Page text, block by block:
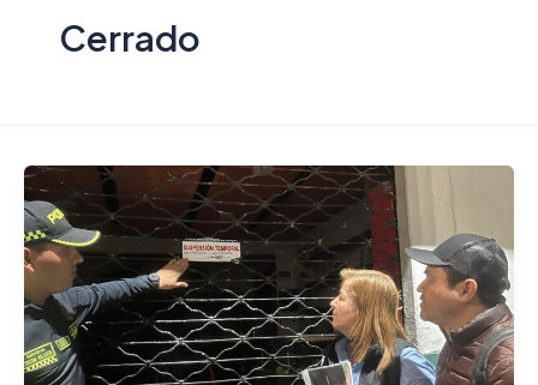
Cerrado